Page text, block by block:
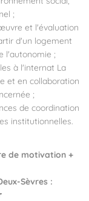
;
et l'évaluation
d'un logement
l'autonomie ;
à l'internat La
et en collaboration
;
de coordination
institutionnelles.
de motivation +
Sèvres :